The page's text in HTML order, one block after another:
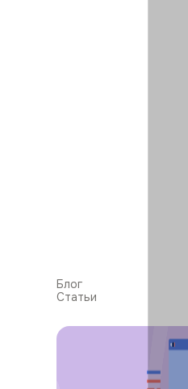
Блог
Статьи